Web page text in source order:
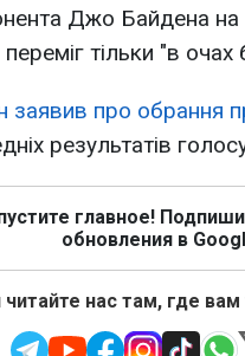
Джо Байдена
тільки "в очах
заявив про обрання
результатів
главное!
обновления в
читайте нас там, где